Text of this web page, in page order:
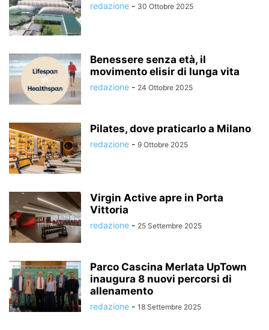
redazione - 30 Ottobre 2025
Benessere senza età, il
movimento elisir di lunga vita
redazione - 24 Ottobre 2025
Pilates, dove praticarlo a Milano
redazione - 9 Ottobre 2025
Virgin Active apre in Porta
Vittoria
redazione - 25 Settembre 2025
Parco Cascina Merlata UpTown
inaugura 8 nuovi percorsi di
allenamento
redazione - 18 Settembre 2025